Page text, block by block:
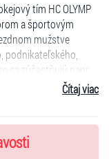
tím HC OLYMP
a športovým
mužstve
podnikateľského,
sa zúčastňujú napr.
Sagvan Tofi -
a komik, Eva
– hokejista,
...) proti
Čítaj viac